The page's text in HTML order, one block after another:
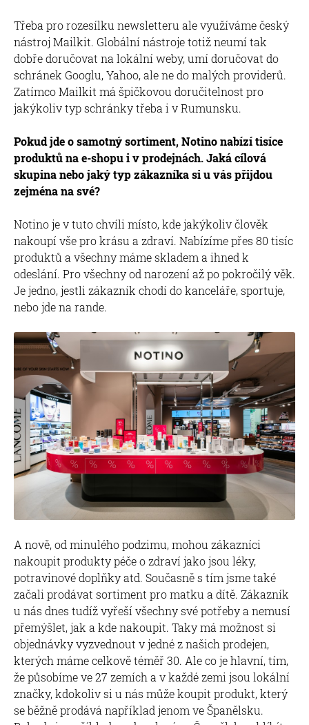
Třeba pro rozesílku newsletteru ale využíváme český
nástroj Mailkit. Globální nástroje totiž neumí tak
dobře doručovat na lokální weby, umí doručovat do
schránek Googlu, Yahoo, ale ne do malých providerů.
Zatímco Mailkit má špičkovou doručitelnost pro
jakýkoliv typ schránky třeba i v Rumunsku.
Pokud jde o samotný sortiment, Notino nabízí tisíce
produktů na e-shopu i v prodejnách. Jaká cílová
skupina nebo jaký typ zákazníka si u vás přijdou
zejména na své?
Notino je v tuto chvíli místo, kde jakýkoliv člověk
nakoupí vše pro krásu a zdraví. Nabízíme přes 80 tisíc
produktů a všechny máme skladem a ihned k
odeslání. Pro všechny od narození až po pokročilý věk.
Je jedno, jestli zákazník chodí do kanceláře, sportuje,
nebo jde na rande.
A nově, od minulého podzimu, mohou zákazníci
nakoupit produkty péče o zdraví jako jsou léky,
potravinové doplňky atd. Současně s tím jsme také
začali prodávat sortiment pro matku a dítě. Zákazník
u nás dnes tudíž vyřeší všechny své potřeby a nemusí
přemýšlet, jak a kde nakoupit. Taky má možnost si
objednávky vyzvednout v jedné z našich prodejen,
kterých máme celkově téměř 30. Ale co je hlavní, tím,
že působíme ve 27 zemích a v každé zemi jsou lokální
značky, kdokoliv si u nás může koupit produkt, který
se běžně prodává například jenom ve Španělsku.